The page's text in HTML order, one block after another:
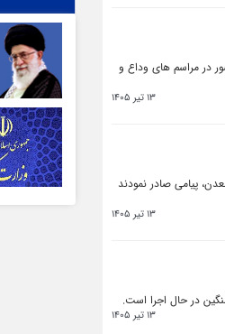
در مراسم های وداع و
13 تیر 1405
پیامی صادر نمودند
13 تیر 1405
در حال اجرا است.
13 تیر 1405